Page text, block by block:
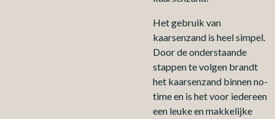
Het gebruik van
kaarsenzand is heel simpel.
Door de onderstaande
stappen te volgen brandt
het kaarsenzand binnen no-
time en is het voor iedereen
een leuke en makkelijke